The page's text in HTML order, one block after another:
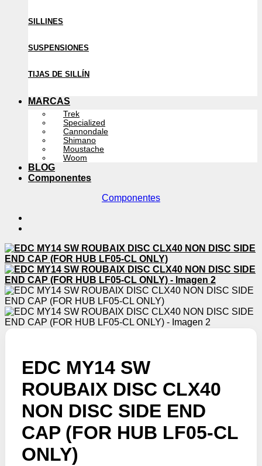
SILLINES
SUSPENSIONES
TIJAS DE SILLÍN
MARCAS
Trek
Specialized
Cannondale
Shimano
Moustache
Woom
BLOG
Componentes
Componentes
EDC MY14 SW
ROUBAIX DISC CLX40
NON DISC SIDE END
CAP (FOR HUB LF05-CL
ONLY)